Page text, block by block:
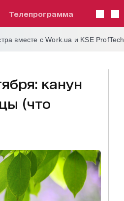
телепрограмма
вместе с Work.ua и KSE ProfTech
канун
(что